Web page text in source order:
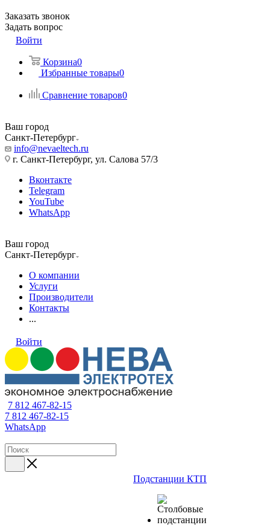
Заказать звонок
Задать вопрос
Войти
Корзина0
Избранные товары0
Сравнение товаров0
Ваш город
Санкт-Петербург
info@nevaeltech.ru
г. Санкт-Петербург, ул. Салова 57/3
Вконтакте
Telegram
YouTube
WhatsApp
Ваш город
Санкт-Петербург
О компании
Услуги
Производители
Контакты
...
Войти
7 812 467-82-15
7 812 467-82-15
WhatsApp
Подстанции КТП